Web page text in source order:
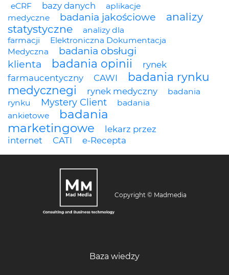
eCRF bazy danych
aplikacje
medyczne
badania jakościowe
analizy
statystyczne
analizy dla
farmacji
Elektroniczna Dokumentacja
Medyczna
badania obsługi
klienta
badania opinii
rynek
farmaucentyczny
CAWI
badania rynku
medycznegi
rynek medyczny
badania
rynku
Mystery Client
badania
ankietowe
badania
marketingowe
lekarz przez
internet
CATI e-Recepta
Copyright © Madmedia
Baza wiedzy